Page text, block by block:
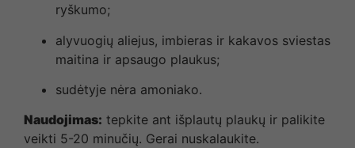
ryškumo;
alyvuogių aliejus, imbieras ir kakavos sviestas
maitina ir apsaugo plaukus;
sudėtyje nėra amoniako.
Naudojimas: tepkite ant išplautų plaukų ir palikite
veikti 5-20 minučių. Gerai nuskalaukite.